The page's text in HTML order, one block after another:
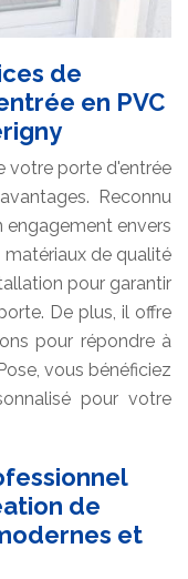
de
en PVC
votre porte d'entrée
Reconnu
engagement envers
de qualité
pour garantir
De plus, il offre
pour répondre à
vous bénéficiez
pour votre
de
et